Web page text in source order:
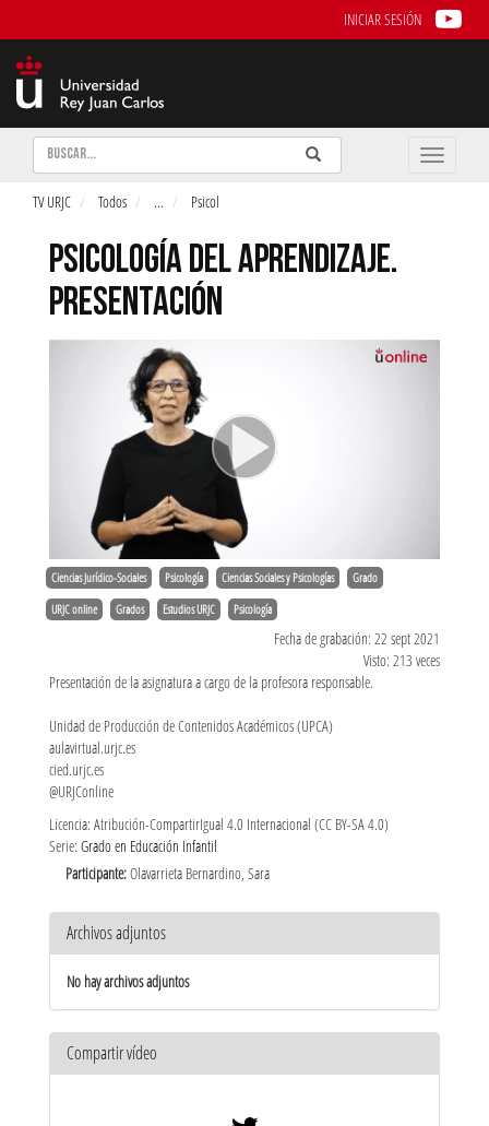
INICIAR SESIÓN
Buscar Enviar
Buscar
Toggle
TV URJC Todos ... Psicol
PSICOLOGÍA DEL APRENDIZAJE.
PRESENTACIÓN
Ciencias Jurídico-Sociales Psicología Ciencias Sociales y Psicologías Grado
URJC online Grados Estudios URJC Psicología
Fecha de grabación: 22 sept 2021
Visto: 213 veces
Presentación de la asignatura a cargo de la profesora responsable.
Unidad de Producción de Contenidos Académicos (UPCA)
aulavirtual.urjc.es
cied.urjc.es
@URJConline
Licencia: Atribución-CompartirIgual 4.0 Internacional (CC BY-SA 4.0)
Serie: Grado en Educación Infantil
Participante:Olavarrieta Bernardino, Sara
Archivos adjuntos
No hay archivos adjuntos
Compartir vídeo